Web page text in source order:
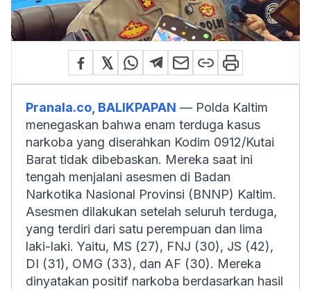
Pranala.co, BALIKPAPAN — Polda Kaltim
menegaskan bahwa enam terduga kasus
narkoba yang diserahkan Kodim 0912/Kutai
Barat tidak dibebaskan. Mereka saat ini
tengah menjalani asesmen di Badan
Narkotika Nasional Provinsi (BNNP) Kaltim.
Asesmen dilakukan setelah seluruh terduga,
yang terdiri dari satu perempuan dan lima
laki-laki. Yaitu, MS (27), FNJ (30), JS (42),
DI (31), OMG (33), dan AF (30). Mereka
dinyatakan positif narkoba berdasarkan hasil